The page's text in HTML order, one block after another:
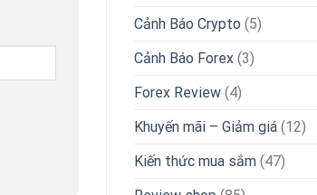
Cảnh Báo Crypto (5)
Cảnh Báo Forex(3)
Forex Review(4)
Khuyến mãi – Giảm giá(12)
Kiến thức mua sắm(47)